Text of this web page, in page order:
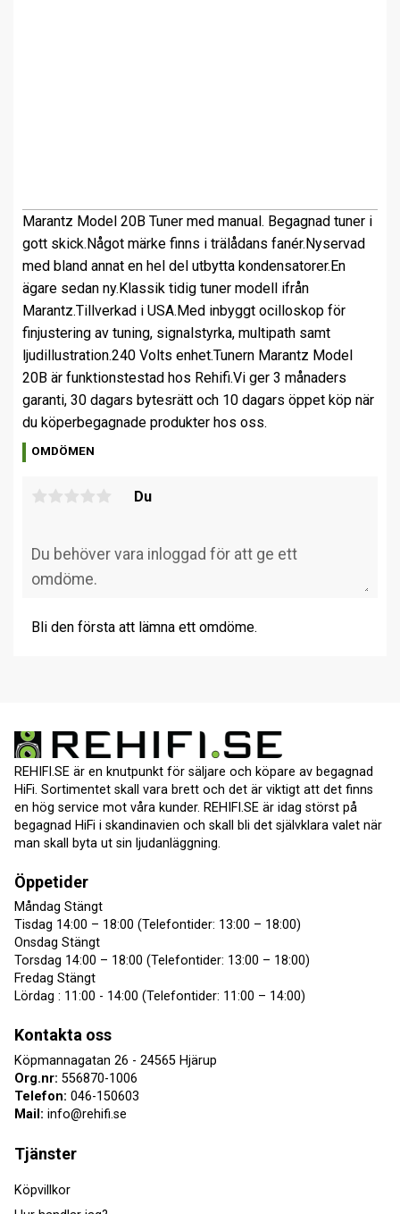
Marantz Model 20B Tuner med manual. Begagnad tuner i
gott skick.Något märke finns i trälådans fanér.Nyservad
med bland annat en hel del utbytta kondensatorer.En
ägare sedan ny.Klassik tidig tuner modell ifrån
Marantz.Tillverkad i USA.Med inbyggt ocilloskop för
finjustering av tuning, signalstyrka, multipath samt
ljudillustration.240 Volts enhet.Tunern Marantz Model
20B är funktionstestad hos Rehifi.Vi ger 3 månaders
garanti, 30 dagars bytesrätt och 10 dagars öppet köp när
du köperbegagnade produkter hos oss.
OMDÖMEN
Du
Bli den första att lämna ett omdöme.
REHIFI.SE är en knutpunkt för säljare och köpare av begagnad
HiFi. Sortimentet skall vara brett och det är viktigt att det finns
en hög service mot våra kunder. REHIFI.SE är idag störst på
begagnad HiFi i skandinavien och skall bli det självklara valet när
man skall byta ut sin ljudanläggning.
Öppetider
Måndag Stängt
Tisdag 14:00 – 18:00 (Telefontider: 13:00 – 18:00)
Onsdag Stängt
Torsdag 14:00 – 18:00 (Telefontider: 13:00 – 18:00)
Fredag Stängt
Lördag : 11:00 - 14:00 (Telefontider: 11:00 – 14:00)
Kontakta oss
Köpmannagatan 26 - 24565 Hjärup
Org.nr: 556870-1006
Telefon: 046-150603
Mail: info@rehifi.se
Tjänster
Köpvillkor